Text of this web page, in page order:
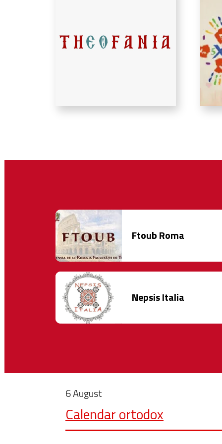
Ftoub Roma
Nepsis Italia
6 August
Calendar ortodox